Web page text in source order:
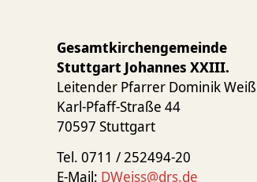
Gesamtkirchengemeinde
Stuttgart Johannes XXIII.
Leitender Pfarrer Dominik Weiß
Karl-Pfaff-Straße 44
70597 Stuttgart
Tel. 0711 / 252494-20
E-Mail: DWeiss@drs.de